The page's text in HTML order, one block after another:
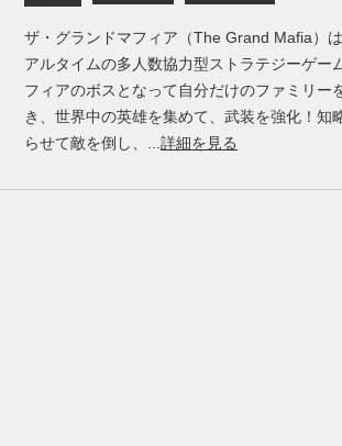
ザ・グランドマフィア（The Grand Mafia）
アルタイムの多人数協力型ストラテジーゲー
フィアのボスとなって自分だけのファミリー
き、世界中の英雄を集めて、武装を強化！知
らせて敵を倒し、...詳細を見る